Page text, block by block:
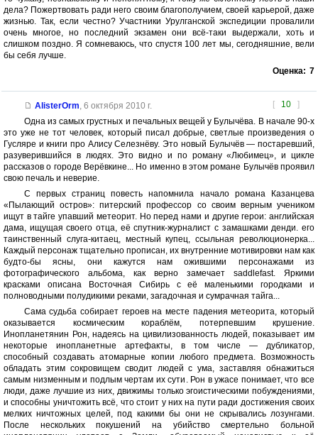
дела? Пожертвовать ради него своим благополучием, своей карьерой, даже
жизнью. Так, если честно? Участники Урулганской экспедиции провалили
очень многое, но последний экзамен они всё-таки выдержали, хоть и
слишком поздно. Я сомневаюсь, что спустя 100 лет мы, сегодняшние, вели
бы себя лучше.
Оценка: 7
[ 10 ]
AlisterOrm, 6 октября 2010 г.
Одна из самых грустных и печальных вещей у Булычёва. В начале 90-х
это уже не тот человек, который писал добрые, светлые произведения о
Гусляре и книги про Алису Селезнёву. Это новый Булычёв — постаревший,
разуверившийся в людях. Это видно и по роману «Любимец», и цикле
рассказов о городе Верёвкине... Но именно в этом романе Булычёв проявил
свою печаль и неверие.
С первых страниц повесть напомнила начало романа Казанцева
«Пылающий остров»: питерский профессор со своим верным учеником
ищут в тайге упавший метеорит. Но перед нами и другие герои: английская
дама, ищущая своего отца, её спутник-журналист с замашками денди. его
таинственный слуга-китаец, местный купец, ссыльная революционерка...
Каждый персонаж тщательно прописан, их внутренние мотивировки нам как
будто-бы ясны, они кажутся нам ожившими персонажами из
фотографического альбома, как верно замечает saddlefast. Яркими
красками описана Восточная Сибирь с её маленькими городками и
полноводными полудикими реками, загадочная и сумрачная тайга...
Сама судьба собирает героев на месте падения метеорита, который
оказывается космическим кораблём, потерпевшим крушение.
Инопланетянин Рон, надеясь на цивилизованность людей, показывает им
некоторые инопланетные артефакты, в том числе — дубликатор,
способный создавать атомарные копии любого предмета. Возможность
обладать этим сокровищем сводит людей с ума, заставляя обнажиться
самым низменным и подлым чертам их сути. Рон в ужасе понимает, что все
люди, даже лучшие из них, движимы только эгоистическими побуждениями,
и способны уничтожить всё, что стоит у них на пути ради достижения своих
мелких ничтожных целей, под какими бы они не скрывались лозунгами.
После нескольких покушений на убийство смертельно больной